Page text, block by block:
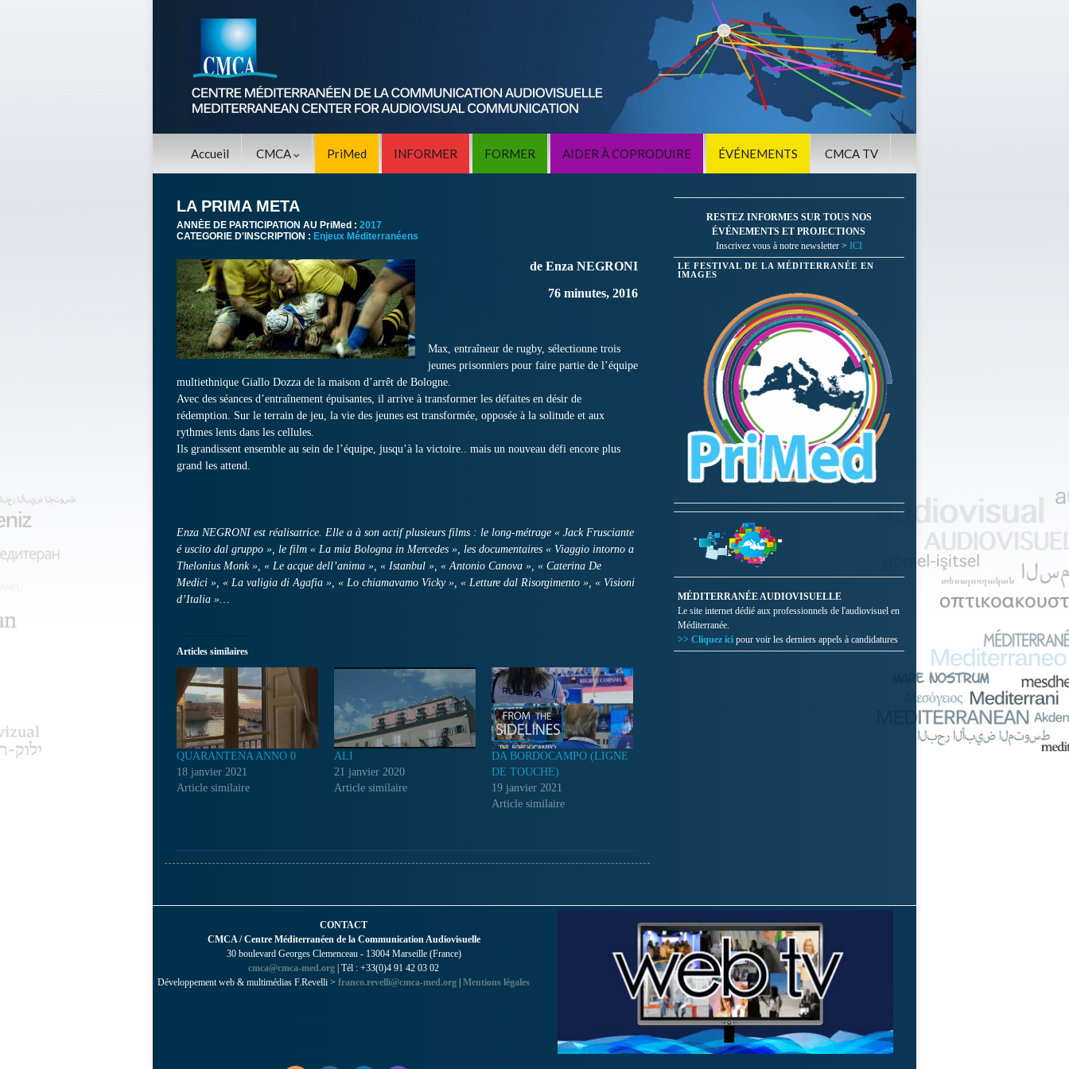
Accueil CMCA PriMed INFORMER FORMER AIDER À COPRODUIRE ÉVÉNEMENTS CMCA TV
LA PRIMA META
ANNÈE DE PARTICIPATION AU PriMed : 2017
CATEGORIE D'INSCRIPTION : Enjeux Méditerranéens
de Enza NEGRONI
76 minutes, 2016
Max, entraîneur de rugby, sélectionne trois
jeunes prisonniers pour faire partie de l’équipe
multiethnique Giallo Dozza de la maison d’arrêt de Bologne.
Avec des séances d’entraînement épuisantes, il arrive à transformer les défaites en désir de
rédemption. Sur le terrain de jeu, la vie des jeunes est transformée, opposée à la solitude et aux
rythmes lents dans les cellules.
Ils grandissent ensemble au sein de l’équipe, jusqu’à la victoire.. mais un nouveau défi encore plus
grand les attend.
Enza NEGRONI est réalisatrice. Elle a à son actif plusieurs films : le long-métrage « Jack Frusciante
é uscito dal gruppo », le film « La mia Bologna in Mercedes », les documentaires « Viaggio intorno a
Thelonius Monk », « Le acque dell’anima », « Istanbul », « Antonio Canova », « Caterina De
Medici », « La valigia di Agafia », « Lo chiamavamo Vicky », « Letture dal Risorgimento », « Visioni
d’Italia »…
Articles similaires
QUARANTENA ANNO 0
18 janvier 2021
Article similaire
ALI
21 janvier 2020
Article similaire
DA BORDOCAMPO (LIGNE
DE TOUCHE)
19 janvier 2021
Article similaire
RESTEZ INFORMES SUR TOUS NOS
ÉVÉNEMENTS ET PROJECTIONS
Inscrivez vous à notre newsletter > ICI
LE FESTIVAL DE LA MÉDITERRANÉE EN
IMAGES
MÉDITERRANÉE AUDIOVISUELLE
Le site internet dédié aux professionnels de l'audiovisuel en
Méditerranée.
>> Cliquez ici pour voir les derniers appels à candidatures
CONTACT
CMCA / Centre Méditerranéen de la Communication Audiovisuelle
30 boulevard Georges Clemenceau - 13004 Marseille (France)
cmca@cmca-med.org | Tél : +33(0)4 91 42 03 02
Développement web & multimédias F.Revelli > franco.revelli@cmca-med.org | Mentions légales